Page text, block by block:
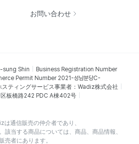
お問い合わせ
sung Shin
Business Registration Number
Permit Number 2021-성남분당C-
スティングサービス事業者：Wadiz株式会社
板橋路242 PDC A棟402号
通信販売の仲介者であり、
該当する商品については、商品、商品情報、
売者にあります。